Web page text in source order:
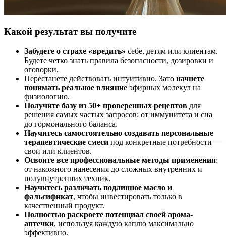
Какой результат вы получите
Забудете о страхе «вредить» себе, детям или клиентам.
Будете четко знать правила безопасности, дозировки и
оговорки.
Перестанете действовать интуитивно. Зато начнете
понимать реальное влияние эфирных молекул на
физиологию.
Получите базу из 50+ проверенных рецептов для
решения самых частых запросов: от иммунитета и сна
до гормонального баланса.
Научитесь самостоятельно создавать персональные
терапевтические смеси под конкретные потребности —
свои или клиентов.
Освоите все профессиональные методы применения:
от накожного нанесения до сложных внутренних и
полувнутренних техник.
Научитесь различать подлинное масло и
фальсификат, чтобы инвестировать только в
качественный продукт.
Полностью раскроете потенциал своей арома-
аптечки, используя каждую каплю максимально
эффективно.